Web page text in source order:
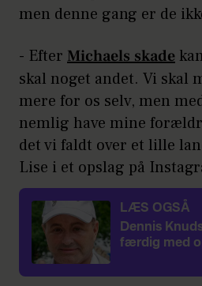
men denne gang er de
- Efter Michaels skade
skal noget andet. Vi skal
mere for os selv, men
nemlig have mine
det vi faldt over et lille
Lise i et opslag på
LÆS OGSÅ
Dennis
færdig med